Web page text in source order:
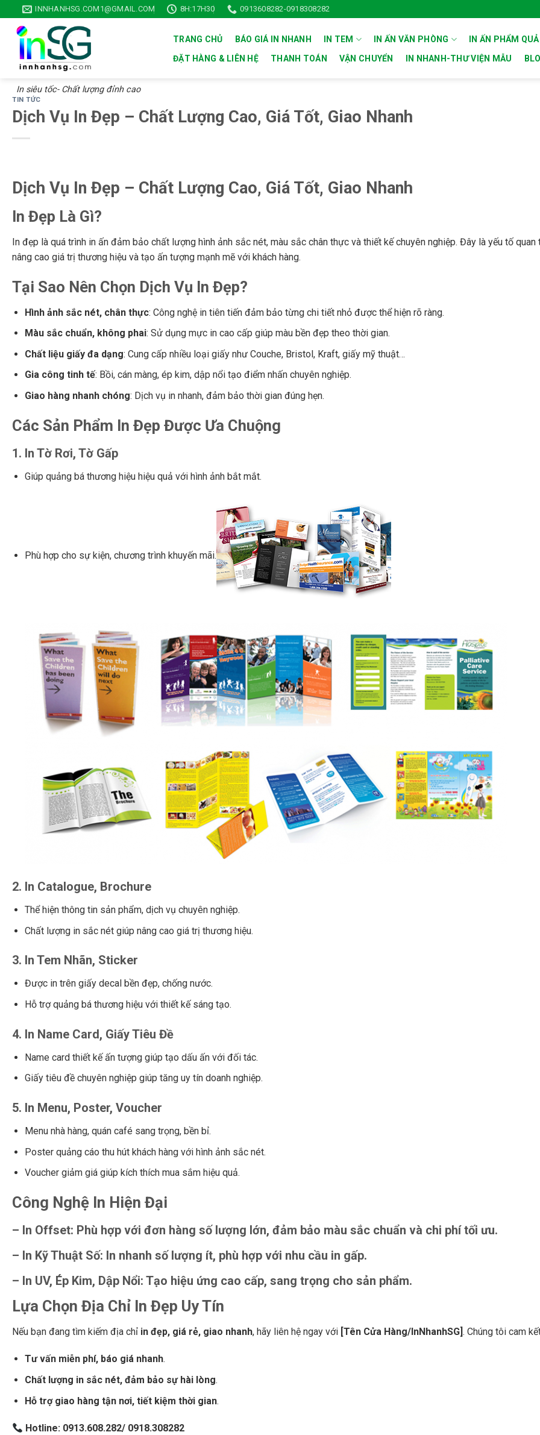
content
INNHANHSG.COM1@GMAIL.COM 8H:17H30 0913608282-0918308282
In siêu tốc- Chất lượng đỉnh cao
TRANG CHỦ BÁO GIÁ IN NHANH IN TEM IN ẤN VĂN PHÒNG
IN ẤN PHẨM
ĐẶT HÀNG & LIÊN HỆ
THANH TOÁN VẬN CHUYỂN IN NHANH-THƯ VIỆN MẪU
TIN TỨC
Dịch Vụ In Đẹp – Chất Lượng Cao, Giá Tốt, Giao Nhanh
Dịch Vụ In Đẹp – Chất Lượng Cao, Giá Tốt, Giao Nhanh
In Đẹp Là Gì?
In đẹp là quá trình in ấn đảm bảo chất lượng hình ảnh sắc nét, màu sắc chân thực và thiết kế chuyên nghiệp. Đây là yếu tố quan
nâng cao giá trị thương hiệu và tạo ấn tượng mạnh mẽ với khách hàng.
Tại Sao Nên Chọn Dịch Vụ In Đẹp?
Hình ảnh sắc nét, chân thực: Công nghệ in tiên tiến đảm bảo từng chi tiết nhỏ được thể hiện rõ ràng.
Màu sắc chuẩn, không phai: Sử dụng mực in cao cấp giúp màu bền đẹp theo thời gian.
Chất liệu giấy đa dạng: Cung cấp nhiều loại giấy như Couche, Bristol, Kraft, giấy mỹ thuật…
Gia công tinh tế: Bồi, cán màng, ép kim, dập nổi tạo điểm nhấn chuyên nghiệp.
Giao hàng nhanh chóng: Dịch vụ in nhanh, đảm bảo thời gian đúng hẹn.
Các Sản Phẩm In Đẹp Được Ưa Chuộng
1. In Tờ Rơi, Tờ Gấp
Giúp quảng bá thương hiệu hiệu quả với hình ảnh bắt mắt.
Phù hợp cho sự kiện, chương trình khuyến mãi.
2. In Catalogue, Brochure
Thể hiện thông tin sản phẩm, dịch vụ chuyên nghiệp.
Chất lượng in sắc nét giúp nâng cao giá trị thương hiệu.
3. In Tem Nhãn, Sticker
Được in trên giấy decal bền đẹp, chống nước.
Hỗ trợ quảng bá thương hiệu với thiết kế sáng tạo.
4. In Name Card, Giấy Tiêu Đề
Name card thiết kế ấn tượng giúp tạo dấu ấn với đối tác.
Giấy tiêu đề chuyên nghiệp giúp tăng uy tín doanh nghiệp.
5. In Menu, Poster, Voucher
Menu nhà hàng, quán café sang trọng, bền bỉ.
Poster quảng cáo thu hút khách hàng với hình ảnh sắc nét.
Voucher giảm giá giúp kích thích mua sắm hiệu quả.
Công Nghệ In Hiện Đại
– In Offset: Phù hợp với đơn hàng số lượng lớn, đảm bảo màu sắc chuẩn và chi phí tối ưu.
– In Kỹ Thuật Số: In nhanh số lượng ít, phù hợp với nhu cầu in gấp.
– In UV, Ép Kim, Dập Nổi: Tạo hiệu ứng cao cấp, sang trọng cho sản phẩm.
Lựa Chọn Địa Chỉ In Đẹp Uy Tín
Nếu bạn đang tìm kiếm địa chỉ in đẹp, giá rẻ, giao nhanh, hãy liên hệ ngay với [Tên Cửa Hàng/InNhanhSG] . Chúng tôi cam
Tư vấn miễn phí, báo giá nhanh.
Chất lượng in sắc nét, đảm bảo sự hài lòng.
Hỗ trợ giao hàng tận nơi, tiết kiệm thời gian.
Hotline: 0913.608.282/ 0918.308282